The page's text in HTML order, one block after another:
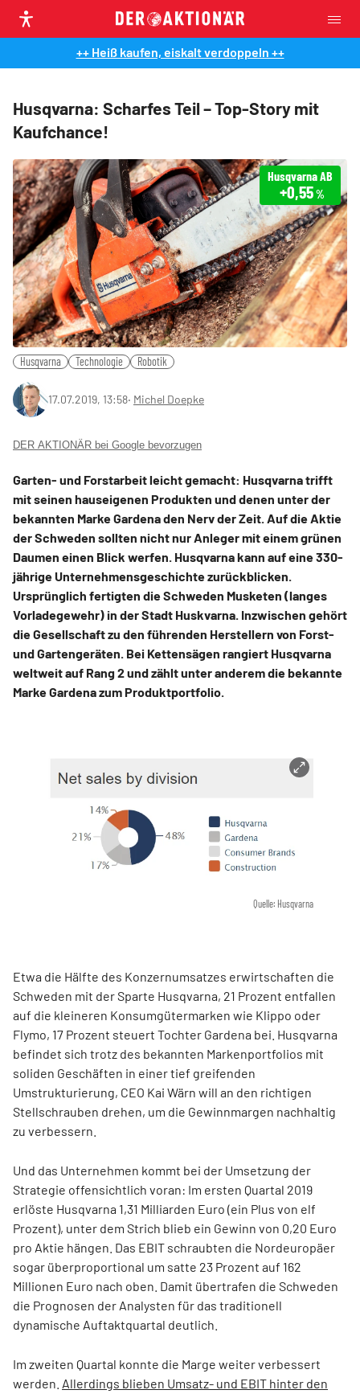
++ Heiß kaufen, eiskalt verdoppeln ++
Husqvarna: Scharfes Teil – Top-Story mit
Kaufchance!
Husqvarna AB
+0,55 %
Husqvarna Technologie Robotik
17.07.2019, 13:58‧ Michel Doepke
DER AKTIONÄR bei Google bevorzugen
Garten- und Forstarbeit leicht gemacht: Husqvarna trifft
mit seinen hauseigenen Produkten und denen unter der
bekannten Marke Gardena den Nerv der Zeit. Auf die Aktie
der Schweden sollten nicht nur Anleger mit einem grünen
Daumen einen Blick werfen. Husqvarna kann auf eine 330-
jährige Unternehmensgeschichte zurückblicken.
Ursprünglich fertigten die Schweden Musketen (langes
Vorladegewehr) in der Stadt Huskvarna. Inzwischen gehört
die Gesellschaft zu den führenden Herstellern von Forst-
und Gartengeräten. Bei Kettensägen rangiert Husqvarna
weltweit auf Rang 2 und zählt unter anderem die bekannte
Marke Gardena zum Produktportfolio.
Quelle: Husqvarna
Etwa die Hälfte des Konzernumsatzes erwirtschaften die
Schweden mit der Sparte Husqvarna, 21 Prozent entfallen
auf die kleineren Konsumgütermarken wie Klippo oder
Flymo, 17 Prozent steuert Tochter Gardena bei. Husqvarna
befindet sich trotz des bekannten Markenportfolios mit
soliden Geschäften in einer tief greifenden
Umstrukturierung, CEO Kai Wärn will an den richtigen
Stellschrauben drehen, um die Gewinnmargen nachhaltig
zu verbessern.
Und das Unternehmen kommt bei der Umsetzung der
Strategie offensichtlich voran: Im ersten Quartal 2019
erlöste Husqvarna 1,31 Milliarden Euro (ein Plus von elf
Prozent), unter dem Strich blieb ein Gewinn von 0,20 Euro
pro Aktie hängen. Das EBIT schraubten die Nordeuropäer
sogar überproportional um satte 23 Prozent auf 162
Millionen Euro nach oben. Damit übertrafen die Schweden
die Prognosen der Analysten für das traditionell
dynamische Auftaktquartal deutlich.
Im zweiten Quartal konnte die Marge weiter verbessert
werden. Allerdings blieben Umsatz- und EBIT hinter den